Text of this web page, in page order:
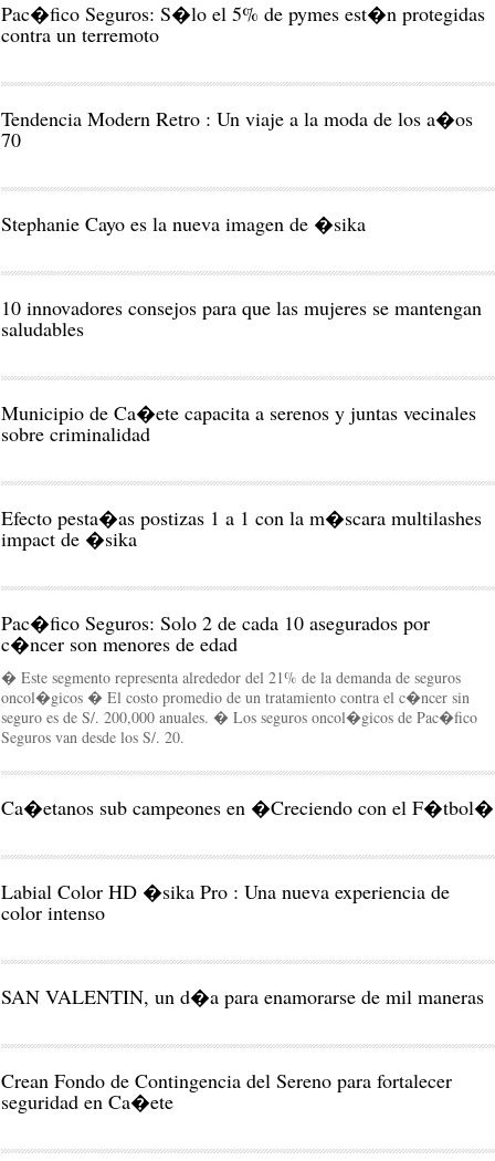
Pac�fico Seguros: S�lo el 5% de pymes est�n protegidas
contra un terremoto
Tendencia Modern Retro : Un viaje a la moda de los a�os
70
Stephanie Cayo es la nueva imagen de �sika
10 innovadores consejos para que las mujeres se mantengan
saludables
Municipio de Ca�ete capacita a serenos y juntas vecinales
sobre criminalidad
Efecto pesta�as postizas 1 a 1 con la m�scara multilashes
impact de �sika
Pac�fico Seguros: Solo 2 de cada 10 asegurados por
c�ncer son menores de edad
� Este segmento representa alrededor del 21% de la demanda de seguros
oncol�gicos � El costo promedio de un tratamiento contra el c�ncer sin
seguro es de S/. 200,000 anuales. � Los seguros oncol�gicos de Pac�fico
Seguros van desde los S/. 20.
Ca�etanos sub campeones en �Creciendo con el F�tbol�
Labial Color HD �sika Pro : Una nueva experiencia de
color intenso
SAN VALENTIN, un d�a para enamorarse de mil maneras
Crean Fondo de Contingencia del Sereno para fortalecer
seguridad en Ca�ete